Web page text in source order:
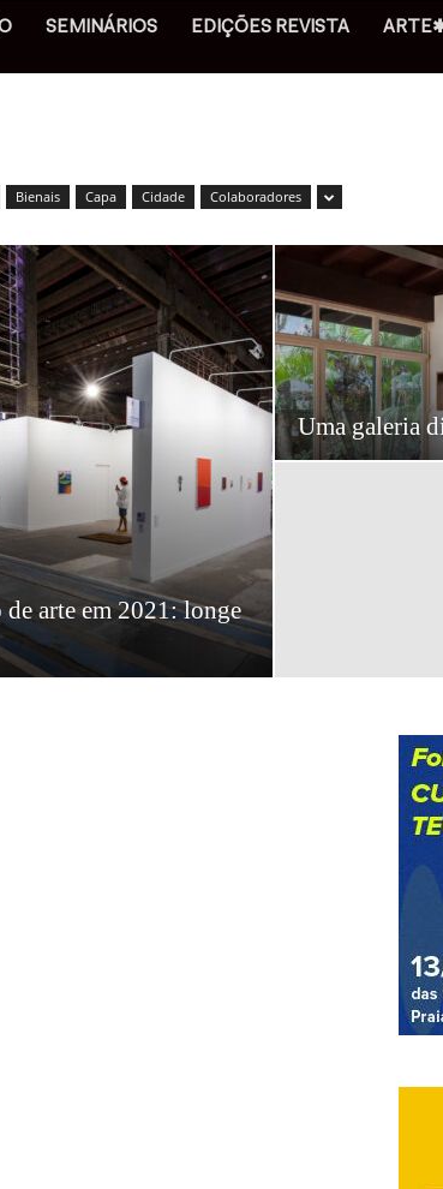
SEMINÁRIOS EDIÇÕES REVISTA
Bienais Capa Cidade Colaboradores
de arte em 2021: longe
Uma galeria